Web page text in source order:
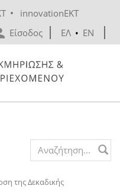
•
innovationEKT
Είσοδος
ΕΛ • EN
Search form
της Δεκαδικής